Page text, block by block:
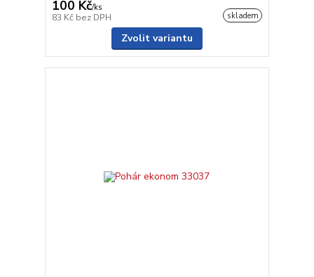
100 Kč/ks
83 Kč bez DPH skladem
Zvolit variantu